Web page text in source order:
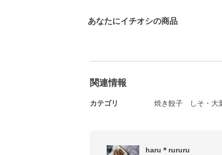
あなたにイチオシの商品
関連情報
カテゴリ 焼き餃子 しそ・大
haru＊rururu